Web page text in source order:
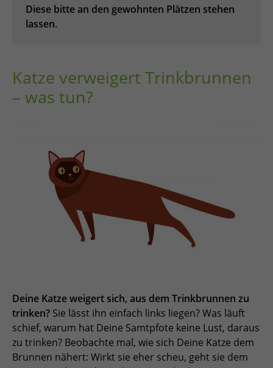
Diese bitte an den gewohnten Plätzen stehen
lassen.
Katze verweigert Trinkbrunnen
– was tun?
Deine Katze weigert sich, aus dem Trinkbrunnen zu
trinken? Sie lässt ihn einfach links liegen? Was läuft
schief, warum hat Deine Samtpfote keine Lust, daraus
zu trinken? Beobachte mal, wie sich Deine Katze dem
Brunnen nähert: Wirkt sie eher scheu, geht sie dem